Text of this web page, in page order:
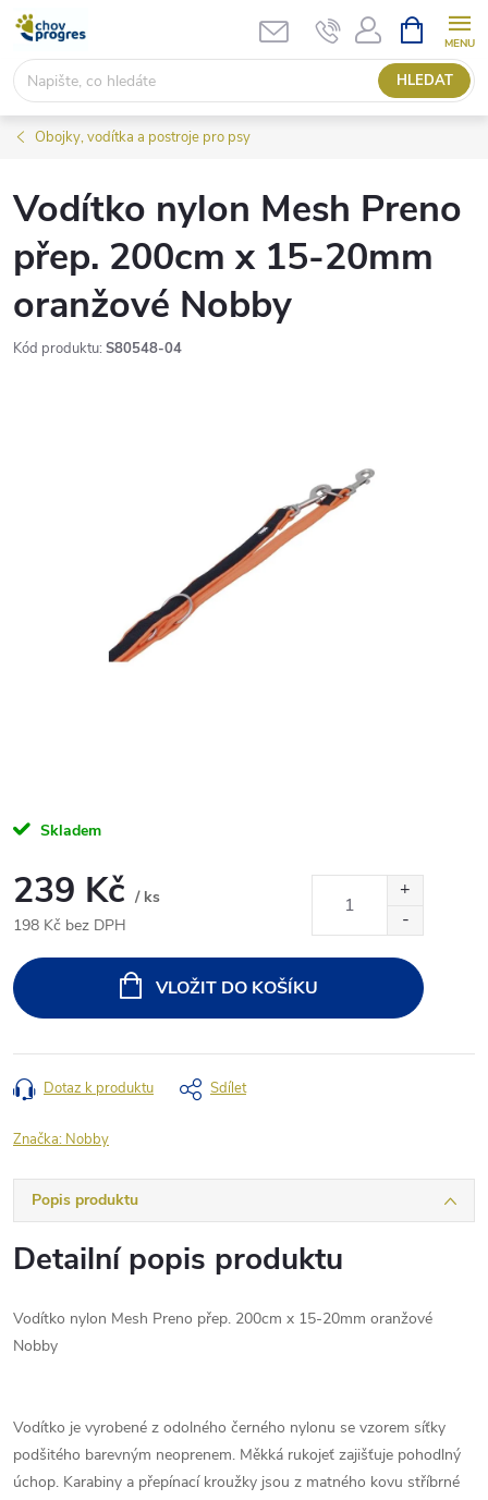
Přejít
obsah
HLEDAT
NÁKUPNÍ
KOŠÍK
Obojky, vodítka a postroje pro psy
Vodítko nylon Mesh Preno
přep. 200cm x 15-20mm
oranžové Nobby
Kód produktu: S80548-04
Skladem
239 Kč / ks
198 Kč bez DPH
cena:
VLOŽIT DO KOŠÍKU
Dotaz k produktu Sdílet
Značka: Nobby
Popis produktu
Detailní popis produktu
Vodítko nylon Mesh Preno přep. 200cm x 15-20mm oranžové
Nobby
Vodítko je vyrobené z odolného černého nylonu se vzorem síťky
podšitého barevným neoprenem. Měkká rukojeť zajišťuje pohodlný
úchop. Karabiny a přepínací kroužky jsou z matného kovu stříbrné